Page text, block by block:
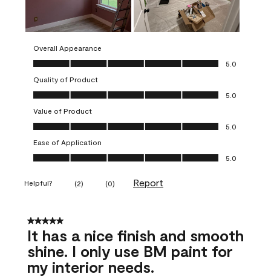
Overall Appearance
Overall Appearance, 5.0 out of 5
5.0
Quality of Product
Quality of Product, 5.0 out of 5
5.0
Value of Product
Value of Product, 5.0 out of 5
5.0
Ease of Application
Ease of Application, 5.0 out of 5
5.0
Helpful? (2) (0) Report
5 out of 5 stars.
It has a nice finish and smooth
shine. I only use BM paint for
my interior needs.